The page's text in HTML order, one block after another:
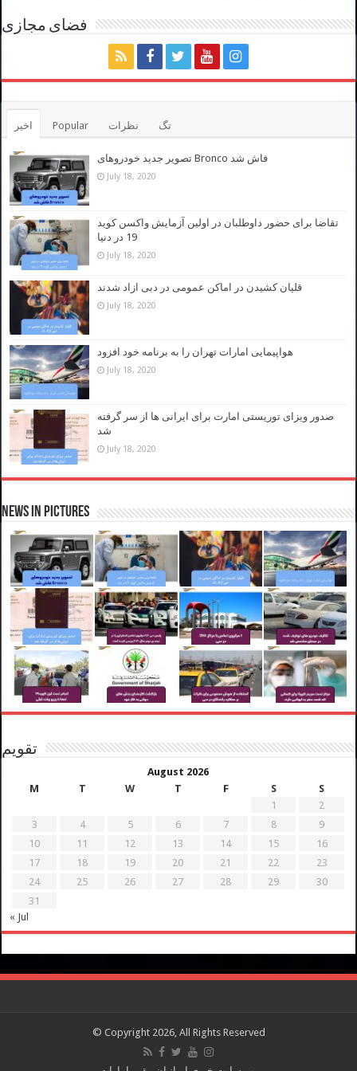
فضای مجازی
اخیر Popular نظرات تگ
تصویر جدید خودروهای Bronco فاش شد
July 18, 2020
تقاضا برای حضور داوطلبان در اولین آزمایش واکسن کوید
19 در دنیا
July 18, 2020
قلیان کشیدن در اماکن عمومی در دبی ازاد شدند
July 18, 2020
هواپیمایی امارات تهران را به برنامه خود افزود
July 18, 2020
صدور ویزای توریستی امارت برای ایرانی ها از سر گرفته
شد
July 18, 2020
News in Pictures
تقویم
August 2026
M
T W T F S
S
1
2
3
4 5 6 7 8
9
10
11 12 13 14 15
16
17
18 19 20 21 22
23
24
25 26 27 28 29
30
31
« Jul
© Copyright 2026, All Rights Reserved